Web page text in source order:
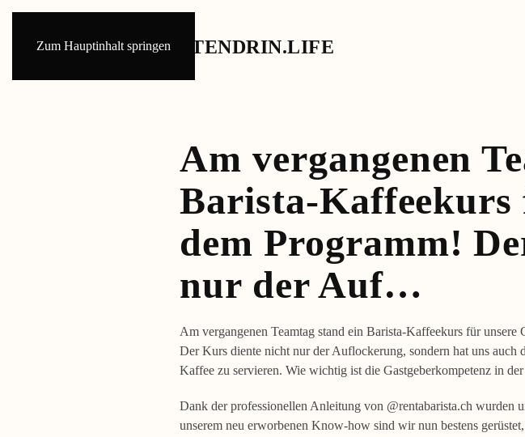
Zum Hauptinhalt springen
Am vergangenen
Barista-Kaffeekurs
dem Programm!
nur der Auf…
Am vergangenen Teamtag stand ein Barista-Kaffeekurs für unsere
Der Kurs diente nicht nur der Auflockerung, sondern hat uns
Kaffee zu servieren. Wie wichtig ist die Gastgeberkompetenz in der
Dank der professionellen Anleitung von @rentabarista.ch wurden
unserem neu erworbenen Know-how sind wir nun bestens